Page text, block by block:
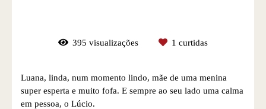
395 visualizações 1 curtidas
Luana, linda, num momento lindo, mãe de uma menina
super esperta e muito fofa. E sempre ao seu lado uma calma
em pessoa, o Lúcio.